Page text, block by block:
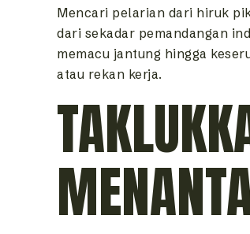
Mencari pelarian dari hiruk
dari sekadar pemandangan
memacu jantung hingga
atau rekan kerja.